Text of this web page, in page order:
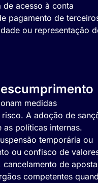
de acesso à conta
pagamento de
ou representação
medidas
A adoção de
políticas internas.
temporária ou
ou confisco de
de
competentes